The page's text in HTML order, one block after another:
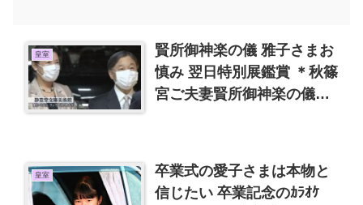
皇室
賢所御神楽の儀 雅子さまお
慎み 翌日特別展鑑賞 ＊秋篠
宮ご夫妻賢所御神楽の儀、
皇室
卒業式の愛子さまは本物と
信じたい 卒業記念のｶﾗｵｹ